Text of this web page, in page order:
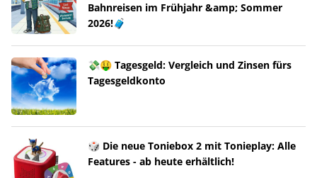
Bahnreisen im Frühjahr &amp; Sommer
2026!🧳
💸🤑 Tagesgeld: Vergleich und Zinsen fürs
Tagesgeldkonto
🎲 Die neue Toniebox 2 mit Tonieplay: Alle
Features - ab heute erhältlich!